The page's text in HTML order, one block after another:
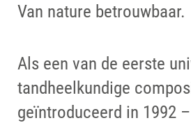
Van nature betrouwbaar.
Als een van de eerste
tandheelkundige
geïntroduceerd in 1992